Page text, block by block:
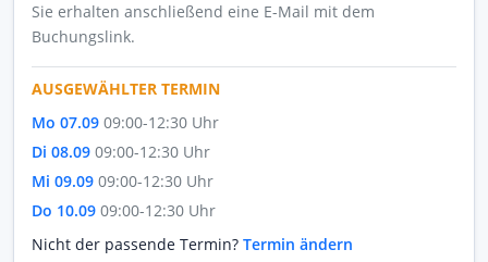
Sie erhalten anschließend eine E-Mail mit dem
Buchungslink.
AUSGEWÄHLTER TERMIN
Mo 07.09 09:00-12:30 Uhr
Di 08.09 09:00-12:30 Uhr
Mi 09.09 09:00-12:30 Uhr
Do 10.09 09:00-12:30 Uhr
Nicht der passende Termin? Termin ändern